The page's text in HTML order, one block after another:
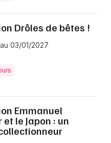
Drôles de bêtes !
03/01/2027
Emmanuel
le Japon : un